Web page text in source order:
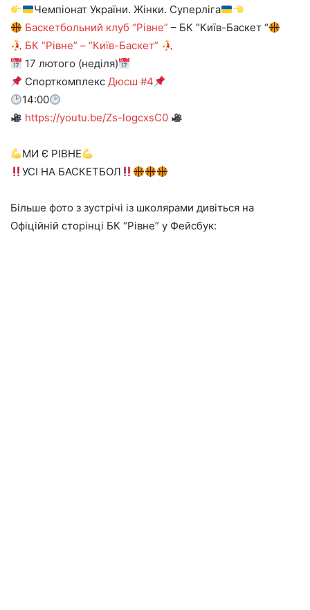
Чемпіонат України. Жінки. Суперліга
Баскетбольний клуб “Рівне” – БК “Київ-Баскет “
БК “Рівне” – “Київ-Баскет”
17 лютого (неділя)
СпорткомплексДюсш #4
14:00
https://youtu.be/Zs-logcxsC0
МИ Є РІВНЕ
УСІ НА БАСКЕТБОЛ
Більше фото з зустрічі із школярами дивіться на
Офіційній сторінці БК “Рівне” у Фейсбук: